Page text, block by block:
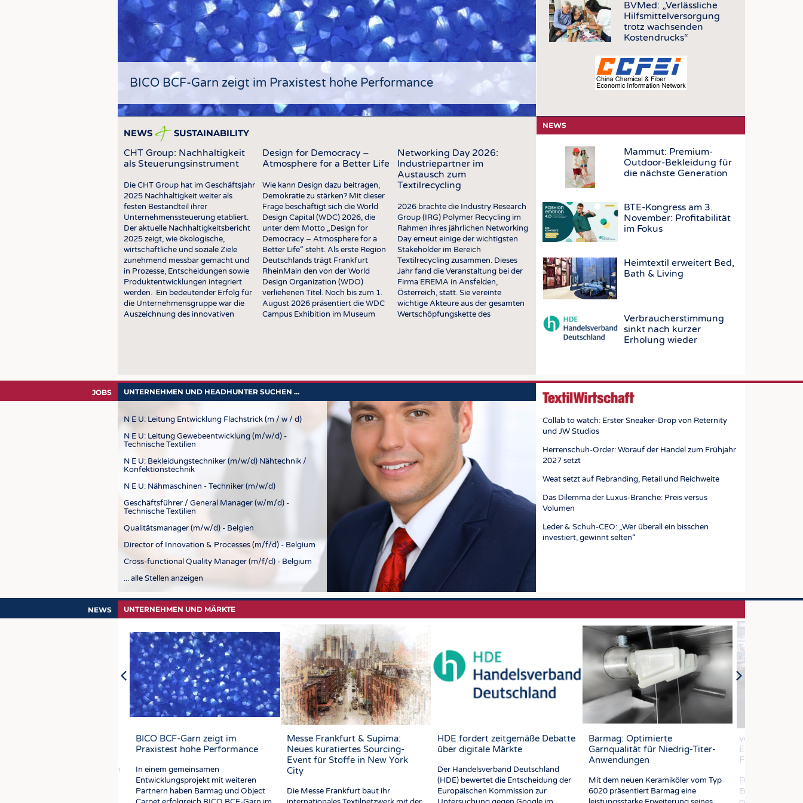
COMPOSITES
VEREDLUNG
TEXTILMASCHINENBAU
SENSORIK
NACHHALTIGKEIT
KREISLAUFWIRTSCHAFT
SMART TEXTILES
BEKLEIDUNG
TESTS
JOBS
STELLENMARKT
KRÜGER PERSONAL HEADHUNTING
PRAKTIKA & AUSBILDUNGEN
BUSINESS
UNTERNEHMEN
AUSSCHREIBUNGEN
DTV AUSSCHREIBUNGSDIENST
STATISTICS
BICO BCF-Garn zeigt im Praxistest hohe Performance
BVMed: „Verlässliche
Hilfsmittelversorgung
trotz wachsenden
Kostendrucks“
NEWS
SUSTAINABILITY
CHT Group: Nachhaltigkeit
als Steuerungsinstrument
Die CHT Group hat im Geschäftsjahr
2025 Nachhaltigkeit weiter als
festen Bestandteil ihrer
Unternehmenssteuerung etabliert.
Der aktuelle Nachhaltigkeitsbericht
2025 zeigt, wie ökologische,
wirtschaftliche und soziale Ziele
zunehmend messbar gemacht und
in Prozesse, Entscheidungen sowie
Produktentwicklungen integriert
werden. Ein bedeutender Erfolg für
die Unternehmensgruppe war die
Auszeichnung des innovativen
Design for Democracy –
Atmosphere for a Better Life
Wie kann Design dazu beitragen,
Demokratie zu stärken? Mit dieser
Frage beschäftigt sich die World
Design Capital (WDC) 2026, die
unter dem Motto „Design for
Democracy – Atmosphere for a
Better Life“ steht. Als erste Region
Deutschlands trägt Frankfurt
RheinMain den von der World
Design Organization (WDO)
verliehenen Titel. Noch bis zum 1.
August 2026 präsentiert die WDC
Campus Exhibition im Museum
Networking Day 2026:
Industriepartner im
Austausch zum
Textilrecycling
2026 brachte die Industry Research
Group (IRG) Polymer Recycling im
Rahmen ihres jährlichen Networking
Day erneut einige der wichtigsten
Stakeholder im Bereich
Textilrecycling zusammen. Dieses
Jahr fand die Veranstaltung bei der
Firma EREMA in Ansfelden,
Österreich, statt. Sie vereinte
wichtige Akteure aus der gesamten
Wertschöpfungskette des
NEWS
Mammut: Premium-
Outdoor-Bekleidung für
die nächste Generation
BTE-Kongress am 3.
November: Profitabilität
im Fokus
Heimtextil erweitert Bed,
Bath & Living
Verbraucherstimmung
sinkt nach kurzer
Erholung wieder
JOBS UNTERNEHMEN UND HEADHUNTER SUCHEN ...
N E U: Leitung Entwicklung Flachstrick (m / w / d)
N E U: Leitung Gewebeentwicklung (m/w/d) -
Technische Textilien
N E U: Bekleidungstechniker (m/w/d) Nähtechnik /
Konfektionstechnik
N E U: Nähmaschinen - Techniker (m/w/d)
Geschäftsführer / General Manager (w/m/d) -
Technische Textilien
Qualitätsmanager (m/w/d) - Belgien
Director of Innovation & Processes (m/f/d) - Belgium
Cross-functional Quality Manager (m/f/d) - Belgium
... alle Stellen anzeigen
Collab to watch: Erster Sneaker-Drop von Reternity
und JW Studios
Herrenschuh-Order: Worauf der Handel zum Frühjahr
2027 setzt
Weat setzt auf Rebranding, Retail und Reichweite
Das Dilemma der Luxus-Branche: Preis versus
Volumen
Leder & Schuh-CEO: „Wer überall ein bisschen
investiert, gewinnt selten“
NEWS UNTERNEHMEN UND MÄRKTE
BICO BCF-Garn zeigt im
Praxistest hohe Performance
In einem gemeinsamen
Entwicklungsprojekt mit weiteren
Partnern haben Barmag und Object
Messe Frankfurt & Supima:
Neues kuratiertes Sourcing-
Event für Stoffe in New York
City
Die Messe Frankfurt baut ihr
HDE fordert zeitgemäße Debatte
über digitale Märkte
Der Handelsverband Deutschland
(HDE) bewertet die Entscheidung der
Europäischen Kommission zur
Barmag: Optimierte
Garnqualität für Niedrig-Titer-
Anwendungen
Mit dem neuen Keramiköler vom Typ
6020 präsentiert Barmag eine
vombaur
Effizienz-
Flüssig-
Für eine
Entwicklung
Südwesttextil warnt vor
Eingriffen in Tarifautonomie und
Der Wirtschafts- und
Arbeitgeberverband kritisiert die
Energiesparend: Smarte
Textilien mit reversibler
Bewegliche textile Strukturen werden
in zahlreichen Bereichen wie
PIM Service GmbH als neuem